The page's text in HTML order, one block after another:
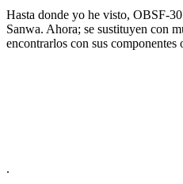
Hasta donde yo he visto, OBSF-
Sanwa. Ahora; se sustituyen con
encontrarlos con sus componentes
.